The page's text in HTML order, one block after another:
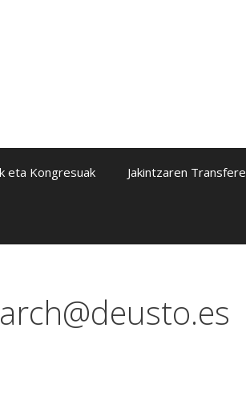
eta Kongresuak Jakintzaren